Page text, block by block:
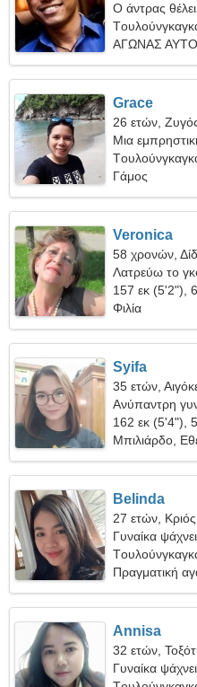
Ο άντρας
ΑΓΩΝΑΣ
Grace
26 ετών,
Μια
Γάμος
Veronica
58 χρονών,
Λατρεύω το
157 εκ (5'2"),
Φιλία
Syifa
35 ετών,
Ανύπαντρη
162 εκ (5'4"),
Μπιλιάρδο,
Belinda
27 ετών, Κριός
Γυναίκα
Πραγματική
Annisa
32 ετών,
Γυναίκα